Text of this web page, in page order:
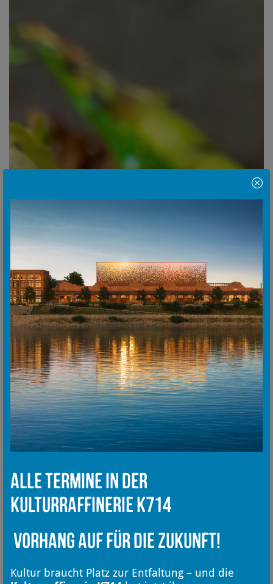
Alle Termine in der
Kulturraffinerie K714
Vorhang auf für die Zukunft!
Kultur braucht Platz zur Entfaltung – und die